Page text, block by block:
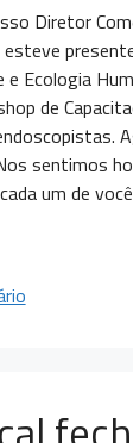
Diretor
esteve
e Ecologia
de
sentimos
um de